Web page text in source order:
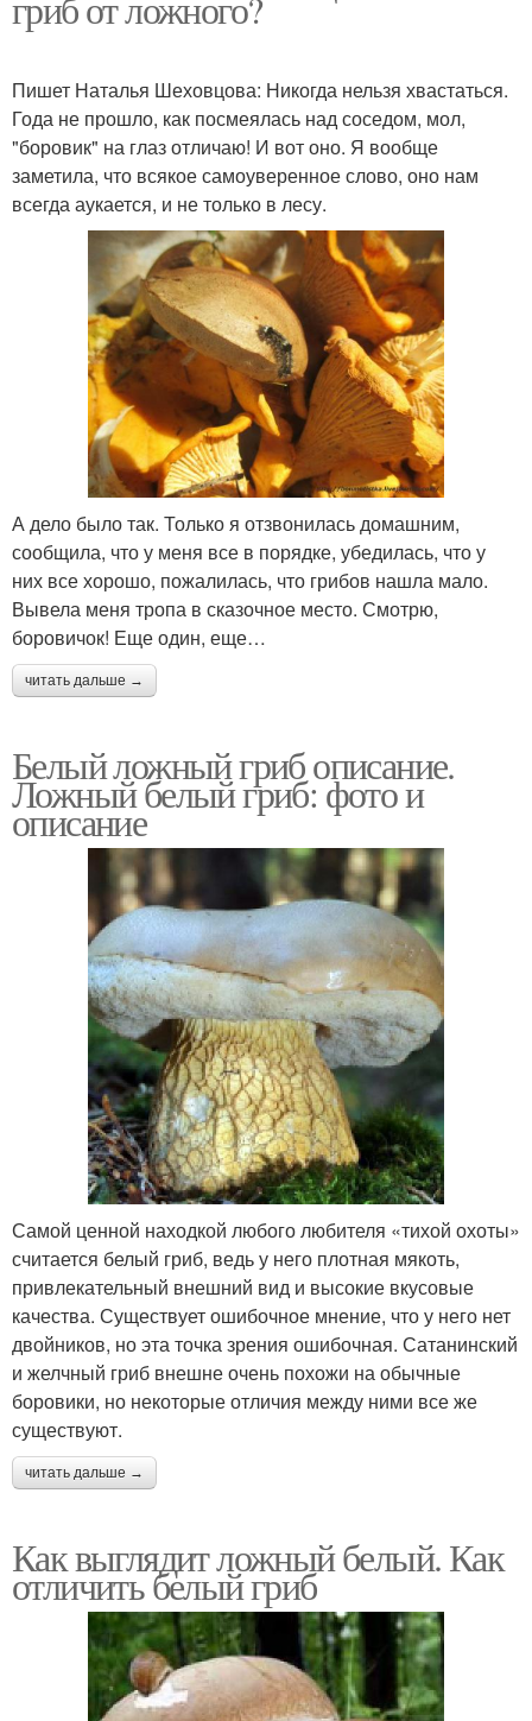
Пишет Наталья Шеховцова: Никогда нельзя хвастаться.
Года не прошло, как посмеялась над соседом, мол,
"боровик" на глаз отличаю! И вот оно. Я вообще
заметила, что всякое самоуверенное слово, оно нам
всегда аукается, и не только в лесу.
А дело было так. Только я отзвонилась домашним,
сообщила, что у меня все в порядке, убедилась, что у
них все хорошо, пожалилась, что грибов нашла мало.
Вывела меня тропа в сказочное место. Смотрю,
боровичок! Еще один, еще…
читать дальше →
Белый ложный гриб описание.
Ложный белый гриб: фото и
описание
Самой ценной находкой любого любителя «тихой охоты»
считается белый гриб, ведь у него плотная мякоть,
привлекательный внешний вид и высокие вкусовые
качества. Существует ошибочное мнение, что у него нет
двойников, но эта точка зрения ошибочная. Сатанинский
и желчный гриб внешне очень похожи на обычные
боровики, но некоторые отличия между ними все же
существуют.
читать дальше →
Как выглядит ложный белый. Как
отличить белый гриб